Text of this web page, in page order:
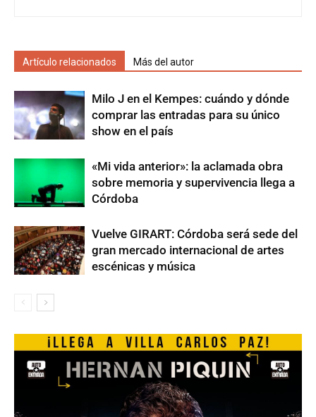
Artículo relacionados Más del autor
Milo J en el Kempes: cuándo y dónde
comprar las entradas para su único
show en el país
«Mi vida anterior»: la aclamada obra
sobre memoria y supervivencia llega a
Córdoba
Vuelve GIRART: Córdoba será sede del
gran mercado internacional de artes
escénicas y música